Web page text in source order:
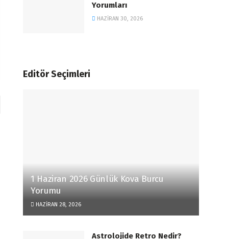
Yorumları
HAZIRAN 30, 2026
Editör Seçimleri
1 Haziran 2026 Günlük Kova Burcu
Yorumu
HAZIRAN 28, 2026
Astrolojide Retro Nedir?